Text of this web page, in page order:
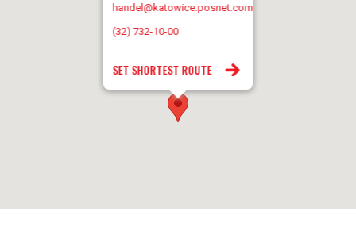
handel@katowice.posnet.com
(32) 732-10-00
SET SHORTEST ROUTE